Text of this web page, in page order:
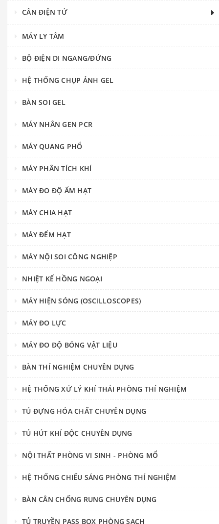
CÂN ĐIỆN TỬ
MÁY LY TÂM
BỘ ĐIỆN DI NGANG/ĐỨNG
HỆ THỐNG CHỤP ẢNH GEL
BÀN SOI GEL
MÁY NHÂN GEN PCR
MÁY QUANG PHỔ
MÁY PHÂN TÍCH KHÍ
MÁY ĐO ĐỘ ẨM HẠT
MÁY CHIA HẠT
MÁY ĐẾM HẠT
MÁY NỘI SOI CÔNG NGHIỆP
NHIỆT KẾ HỒNG NGOẠI
MÁY HIỆN SÓNG (OSCILLOSCOPES)
MÁY ĐO LỰC
MÁY ĐO ĐỘ BÓNG VẬT LIỆU
BÀN THÍ NGHIỆM CHUYÊN DỤNG
HỆ THỐNG XỬ LÝ KHÍ THẢI PHÒNG THÍ NGHIỆM
TỦ ĐỰNG HÓA CHẤT CHUYÊN DỤNG
TỦ HÚT KHÍ ĐỘC CHUYÊN DỤNG
NỘI THẤT PHÒNG VI SINH - PHÒNG MỔ
HỆ THỐNG CHIẾU SÁNG PHÒNG THÍ NGHIỆM
BÀN CÂN CHỐNG RUNG CHUYÊN DỤNG
TỦ TRUYỀN PASS BOX PHÒNG SẠCH